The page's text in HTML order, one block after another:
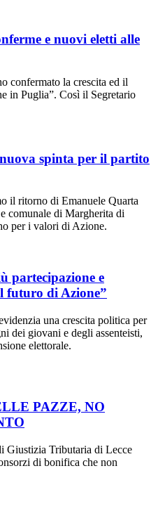
e nuovi eletti alle
confermato la crescita ed il
in Puglia”. Così il Segretario
spinta per il partito
il ritorno di Emanuele Quarta
comunale di Margherita di
per i valori di Azione.
partecipazione e
futuro di Azione”
una crescita politica per
dei giovani e degli assenteisti,
elettorale.
PAZZE, NO
Giustizia Tributaria di Lecce
di bonifica che non